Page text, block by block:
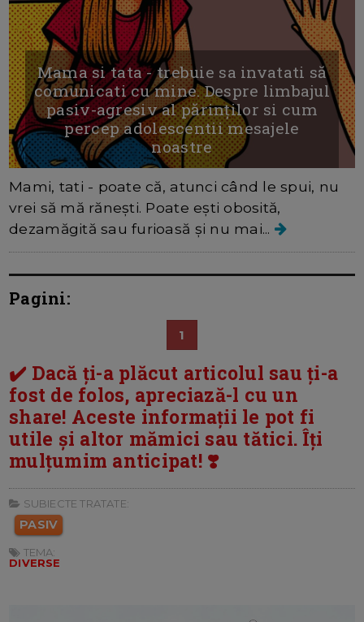
Mama si tata - trebuie sa invatati să
comunicati cu mine. Despre limbajul
pasiv-agresiv al părinților si cum
percep adolescentii mesajele
noastre
Mami, tati - poate că, atunci când le spui, nu
vrei să mă rănești. Poate ești obosită,
dezamăgită sau furioasă și nu mai...
Pagini:
1
✔️ Dacă ți-a plăcut articolul sau ți-a
fost de folos, apreciază-l cu un
share! Aceste informații le pot fi
utile și altor mămici sau tătici. Îți
mulțumim anticipat! ❣️
SUBIECTE TRATATE:
PASIV
TEMA:
DIVERSE